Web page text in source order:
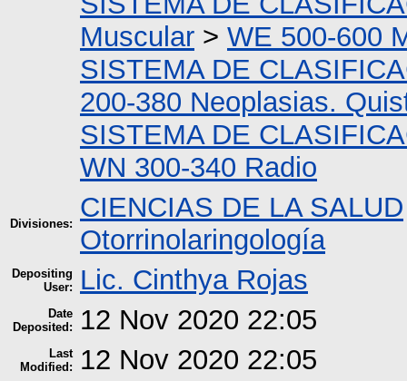
Muscular > WE 500-600
SISTEMA DE
200-380 Neoplasias.
SISTEMA DE
WN 300-340 Radio
Divisiones:
CIENCIAS DE LA SALUD
Otorrinolaringología
Depositing
User:
Lic. Cinthya Rojas
Date
Deposited:
12 Nov 2020 22:05
Last
Modified:
12 Nov 2020 22:05